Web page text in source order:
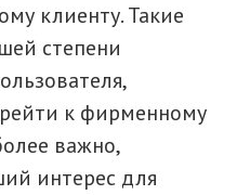
клиенту. Такие
степени
к фирменному
важно,
интерес для